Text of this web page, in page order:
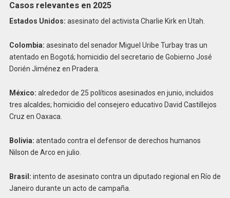
Casos relevantes en 2025
Estados Unidos: asesinato del activista Charlie Kirk en Utah.
Colombia: asesinato del senador Miguel Uribe Turbay tras un
atentado en Bogotá; homicidio del secretario de Gobierno José
Dorién Jiménez en Pradera.
México: alrededor de 25 políticos asesinados en junio, incluidos
tres alcaldes; homicidio del consejero educativo David Castillejos
Cruz en Oaxaca.
Bolivia: atentado contra el defensor de derechos humanos
Nilson de Arco en julio.
Brasil: intento de asesinato contra un diputado regional en Río de
Janeiro durante un acto de campaña.